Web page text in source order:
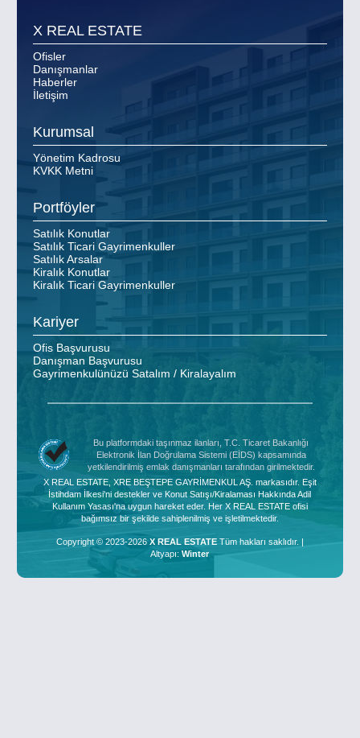
X REAL ESTATE
Ofisler
Danışmanlar
Haberler
İletişim
Kurumsal
Yönetim Kadrosu
KVKK Metni
Portföyler
Satılık Konutlar
Satılık Ticari Gayrimenkuller
Satılık Arsalar
Kiralık Konutlar
Kiralık Ticari Gayrimenkuller
Kariyer
Ofis Başvurusu
Danışman Başvurusu
Gayrimenkulünüzü Satalım / Kiralayalım
Bu platformdaki taşınmaz ilanları, T.C. Ticaret Bakanlığı
Elektronik İlan Doğrulama Sistemi (EİDS) kapsamında
yetkilendirilmiş emlak danışmanları tarafından girilmektedir.
X REAL ESTATE, XRE BEŞTEPE GAYRİMENKUL AŞ. markasıdır. Eşit
İstihdam İlkesi'ni destekler ve Konut Satışı/Kiralaması Hakkında Adil
Kullanım Yasası'na uygun hareket eder. Her X REAL ESTATE ofisi
bağımsız bir şekilde sahiplenilmiş ve işletilmektedir.
Copyright © 2023-2026X REAL ESTATETüm hakları saklıdır. |
Altyapı:Winter